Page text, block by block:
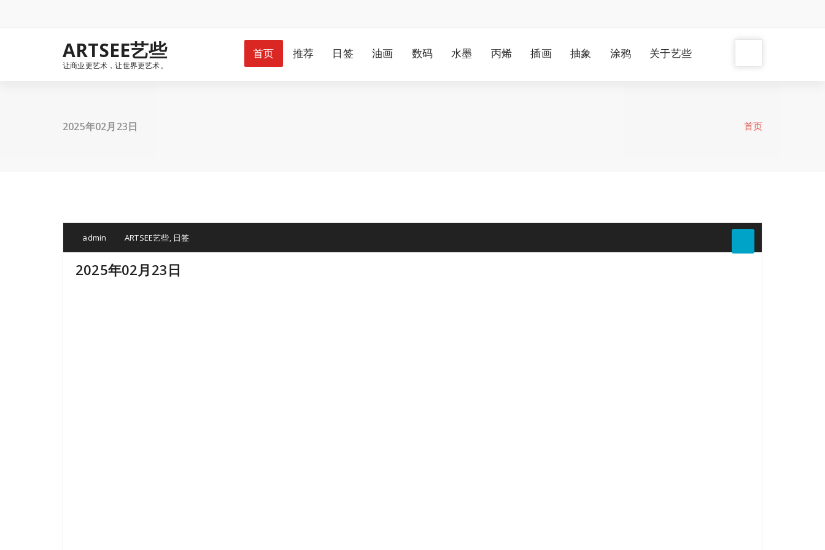
content
ARTSEE艺些
让商业更艺术，让世界更艺术。
首页 推荐 日签 油画 数码 水墨 丙烯 插画 抽象 涂鸦 关于艺些
2025年02月23日 首页
admin ARTSEE艺些, 日签
2025年02月23日